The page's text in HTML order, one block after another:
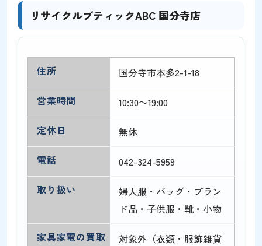
リサイクルブティックABC 国分寺店
住所
国分寺市本多2-1-18
営業時間
10:30～19:00
定休日
無休
電話
042-324-5959
取り扱い
婦人服・バッグ・ブラン
ド品・子供服・靴・小物
家具家電の買取
対象外（衣類・服飾雑貨